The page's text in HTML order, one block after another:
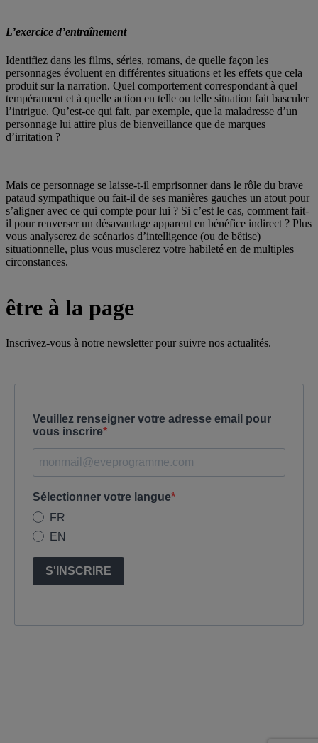
L’exercice d’entraînement
Identifiez dans les films, séries, romans, de quelle façon les
personnages évoluent en différentes situations et les effets que cela
produit sur la narration. Quel comportement correspondant à quel
tempérament et à quelle action en telle ou telle situation fait basculer
l’intrigue. Qu’est-ce qui fait, par exemple, que la maladresse d’un
personnage lui attire plus de bienveillance que de marques
d’irritation ?
Mais ce personnage se laisse-t-il emprisonner dans le rôle du brave
pataud sympathique ou fait-il de ses manières gauches un atout pour
s’aligner avec ce qui compte pour lui ? Si c’est le cas, comment fait-
il pour renverser un désavantage apparent en bénéfice indirect ? Plus
vous analyserez de scénarios d’intelligence (ou de bêtise)
situationnelle, plus vous musclerez votre habileté en de multiples
circonstances.
être à la page
Inscrivez-vous à notre newsletter pour suivre nos actualités.
Veuillez renseigner votre adresse email pour
vous inscrire
Sélectionner votre langue
FR
EN
S'INSCRIRE